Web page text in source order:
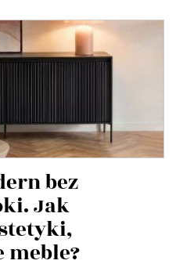
bez
Jak
meble?